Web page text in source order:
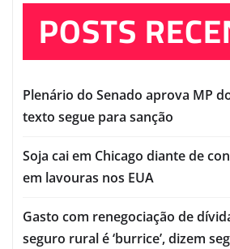
POSTS
Plenário do Senado aprova MP
texto segue para sanção
Soja cai em Chicago diante de
em lavouras nos EUA
Gasto com renegociação de
seguro rural é ‘burrice’, dizem